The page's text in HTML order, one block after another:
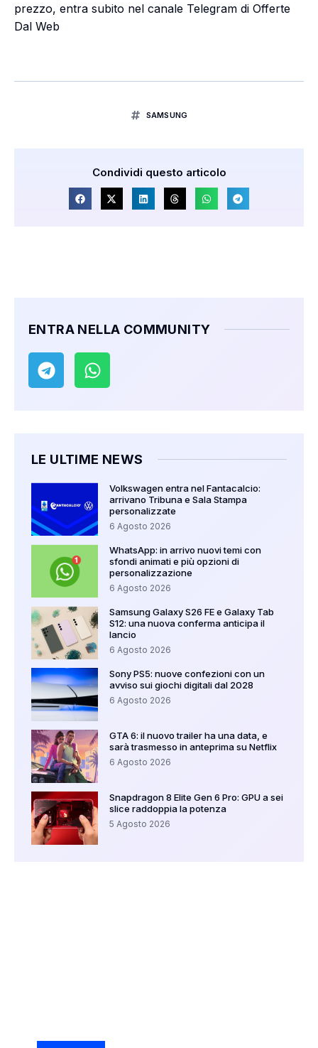
prezzo, entra subito nel canale Telegram di Offerte
Dal Web
SAMSUNG
Condividi questo articolo
ENTRA NELLA COMMUNITY
LE ULTIME NEWS
Volkswagen entra nel Fantacalcio:
arrivano Tribuna e Sala Stampa
personalizzate
6 Agosto 2026
WhatsApp: in arrivo nuovi temi con
sfondi animati e più opzioni di
personalizzazione
6 Agosto 2026
Samsung Galaxy S26 FE e Galaxy Tab
S12: una nuova conferma anticipa il
lancio
6 Agosto 2026
Sony PS5: nuove confezioni con un
avviso sui giochi digitali dal 2028
6 Agosto 2026
GTA 6: il nuovo trailer ha una data, e
sarà trasmesso in anteprima su Netflix
6 Agosto 2026
Snapdragon 8 Elite Gen 6 Pro: GPU a sei
slice raddoppia la potenza
5 Agosto 2026